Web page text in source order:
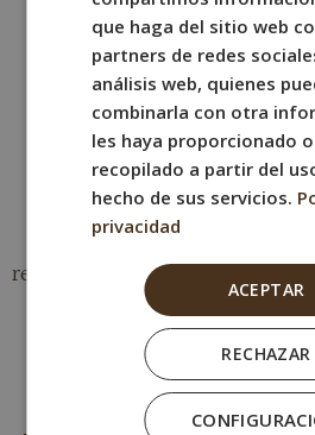
además del centro
destacados de la
Desayuno y
recepción, pensado para un
para llevar antes de salir.
amplio espacio de desayunos
ideal para empezar el día
necesidad de buscar
que haga del sitio web
partners de redes
análisis web, quienes
combinarla con otra
les haya proporcionado
recopilado a partir del
hecho de sus servicios.
privacidad
ACEPTAR
RECHAZAR